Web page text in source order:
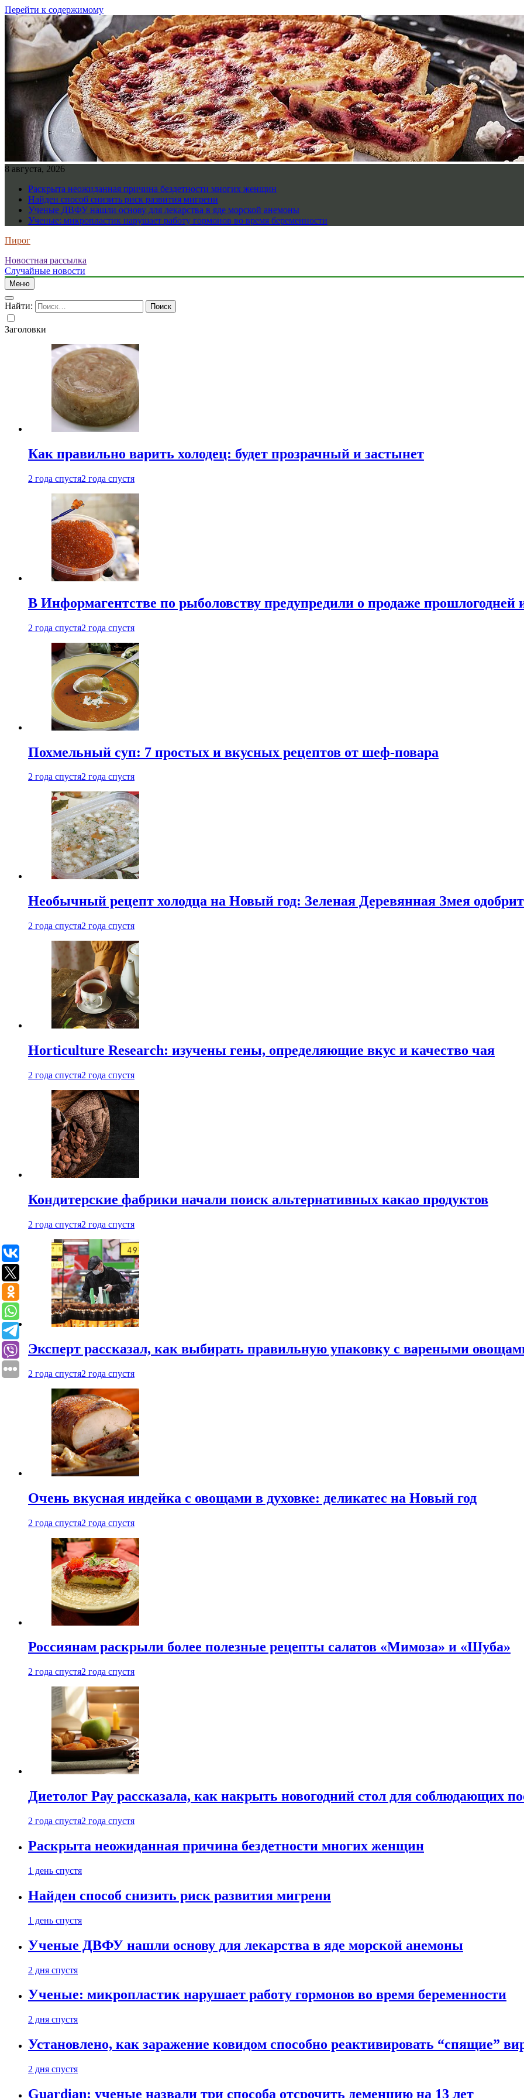
Перейти к содержимому
8 августа, 2026
Раскрыта неожиданная причина бездетности многих женщин
Найден способ снизить риск развития мигрени
Ученые ДВФУ нашли основу для лекарства в яде морской анемоны
Ученые: микропластик нарушает работу гормонов во время беременности
Пирог
Новостная рассылка
Случайные новости
Меню
Найти:
Заголовки
Как правильно варить холодец: будет прозрачный и застынет
2 года спустя2 года спустя
В Информагентстве по рыболовству предупредили о продаже прошлогодней
2 года спустя2 года спустя
Похмельный суп: 7 простых и вкусных рецептов от шеф-повара
2 года спустя2 года спустя
Необычный рецепт холодца на Новый год: Зеленая Деревянная Змея одобрит
2 года спустя2 года спустя
Horticulture Research: изучены гены, определяющие вкус и качество чая
2 года спустя2 года спустя
Кондитерские фабрики начали поиск альтернативных какао продуктов
2 года спустя2 года спустя
Эксперт рассказал, как выбирать правильную упаковку с вареными
2 года спустя2 года спустя
Очень вкусная индейка с овощами в духовке: деликатес на Новый год
2 года спустя2 года спустя
Россиянам раскрыли более полезные рецепты салатов «Мимоза» и «Шуба»
2 года спустя2 года спустя
Диетолог Рау рассказала, как накрыть новогодний стол для соблюдающих
2 года спустя2 года спустя
Раскрыта неожиданная причина бездетности многих женщин
1 день спустя
Найден способ снизить риск развития мигрени
1 день спустя
Ученые ДВФУ нашли основу для лекарства в яде морской анемоны
2 дня спустя
Ученые: микропластик нарушает работу гормонов во время беременности
2 дня спустя
Установлено, как заражение ковидом способно реактивировать “спящие”
2 дня спустя
Guardian: ученые назвали три способа отсрочить деменцию на 13 лет